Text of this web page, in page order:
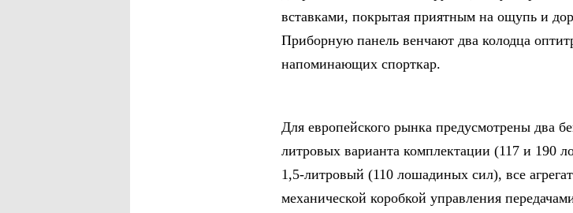
вставками, покрытая приятным на ощупь и
Приборную панель венчают два колодца
напоминающих спорткар.
Для европейского рынка предусмотрены два
литровых варианта комплектации (117 и 190
1,5-литровый (110 лошадиных сил), все
механической коробкой управления